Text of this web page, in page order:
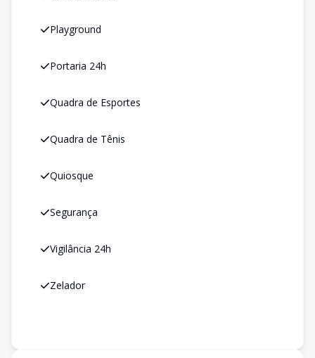
Playground
Portaria 24h
Quadra de Esportes
Quadra de Tênis
Quiosque
Segurança
Vigilância 24h
Zelador